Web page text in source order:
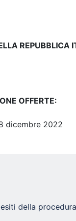
REPUBBLICA
OFFERTE:
dicembre 2022
della procedura